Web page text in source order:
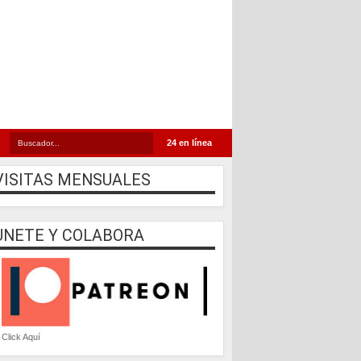
24 en línea
MENSUALES
Y COLABORA
Click Aquí